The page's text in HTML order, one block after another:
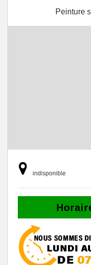
Peinture
indisponible